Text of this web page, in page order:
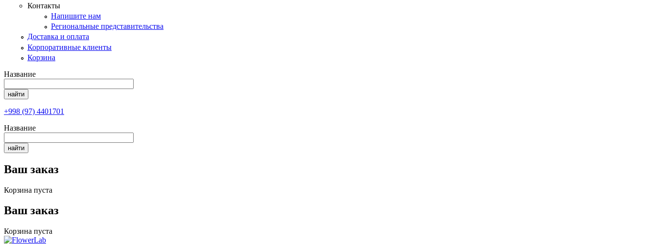
Контакты
Напишите нам
Региональные представительства
Доставка и оплата
Корпоративные клиенты
Корзина
Название
+998 (97) 4401701
Название
Ваш заказ
Корзина пуста
Ваш заказ
Корзина пуста